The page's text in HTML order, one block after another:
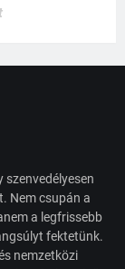
szenvedélyesen
Nem csupán a
a legfrissebb
fektetünk.
nemzetközi